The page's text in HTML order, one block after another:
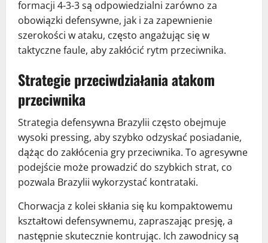
formacji 4-3-3 są odpowiedzialni zarówno za
obowiązki defensywne, jak i za zapewnienie
szerokości w ataku, często angażując się w
taktyczne faule, aby zakłócić rytm przeciwnika.
Strategie przeciwdziałania atakom
przeciwnika
Strategia defensywna Brazylii często obejmuje
wysoki pressing, aby szybko odzyskać posiadanie,
dążąc do zakłócenia gry przeciwnika. To agresywne
podejście może prowadzić do szybkich strat, co
pozwala Brazylii wykorzystać kontrataki.
Chorwacja z kolei skłania się ku kompaktowemu
kształtowi defensywnemu, zapraszając presję, a
następnie skutecznie kontrując. Ich zawodnicy są